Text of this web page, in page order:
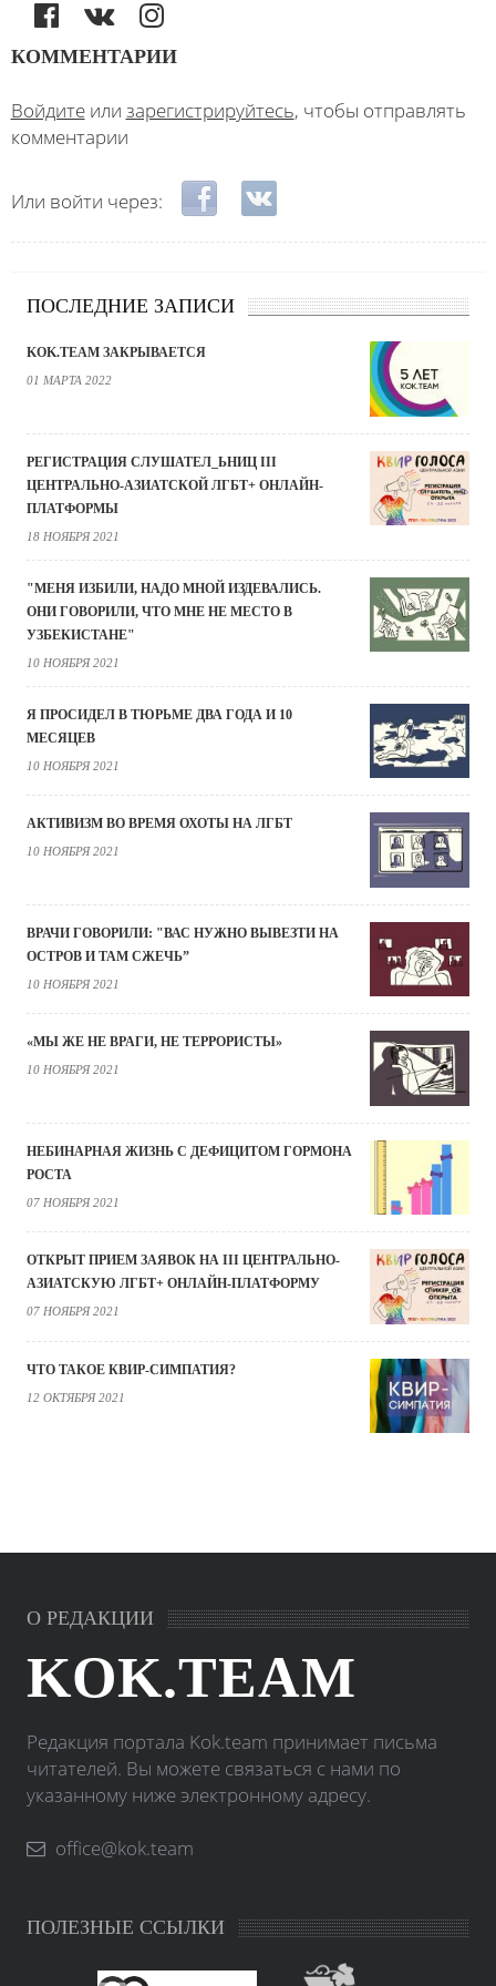
КОММЕНТАРИИ
Войдитеили зарегистрируйтесь, чтобы отправлять
комментарии
Или войти через: Login with Facebook
Login with ВКонтакте
ПОСЛЕДНИЕ ЗАПИСИ
KOK.TEAM ЗАКРЫВАЕТСЯ
01 МАРТА 2022
РЕГИСТРАЦИЯ СЛУШАТЕЛ_ЬНИЦ III
ЦЕНТРАЛЬНО-АЗИАТСКОЙ ЛГБТ+ ОНЛАЙН-
ПЛАТФОРМЫ
18 НОЯБРЯ 2021
"МЕНЯ ИЗБИЛИ, НАДО МНОЙ ИЗДЕВАЛИСЬ.
ОНИ ГОВОРИЛИ, ЧТО МНЕ НЕ МЕСТО В
УЗБЕКИСТАНЕ"
10 НОЯБРЯ 2021
Я ПРОСИДЕЛ В ТЮРЬМЕ ДВА ГОДА И 10
МЕСЯЦЕВ
10 НОЯБРЯ 2021
АКТИВИЗМ ВО ВРЕМЯ ОХОТЫ НА ЛГБТ
10 НОЯБРЯ 2021
ВРАЧИ ГОВОРИЛИ: "ВАС НУЖНО ВЫВЕЗТИ НА
ОСТРОВ И ТАМ СЖЕЧЬ”
10 НОЯБРЯ 2021
«МЫ ЖЕ НЕ ВРАГИ, НЕ ТЕРРОРИСТЫ»
10 НОЯБРЯ 2021
НЕБИНАРНАЯ ЖИЗНЬ С ДЕФИЦИТОМ ГОРМОНА
РОСТА
07 НОЯБРЯ 2021
ОТКРЫТ ПРИЕМ ЗАЯВОК НА III ЦЕНТРАЛЬНО-
АЗИАТСКУЮ ЛГБТ+ ОНЛАЙН-ПЛАТФОРМУ
07 НОЯБРЯ 2021
ЧТО ТАКОЕ КВИР-СИМПАТИЯ?
12 ОКТЯБРЯ 2021
О РЕДАКЦИИ
KOK.TEAM
Редакция портала Kok.team принимает письма
читателей. Вы можете связаться с нами по
указанному ниже электронному адресу.
office@kok.team
ПОЛЕЗНЫЕ ССЫЛКИ